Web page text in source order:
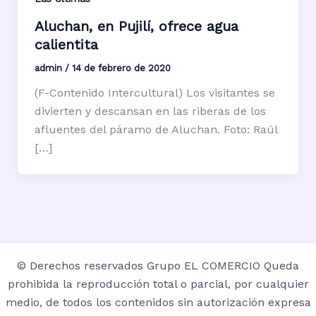
Aluchan, en Pujilí, ofrece agua
calientita
admin / 14 de febrero de 2020
(F-Contenido Intercultural) Los visitantes se
divierten y descansan en las riberas de los
afluentes del páramo de Aluchan. Foto: Raúl
[…]
© Derechos reservados Grupo EL COMERCIO Queda
prohibida la reproducción total o parcial, por cualquier
medio, de todos los contenidos sin autorización expresa